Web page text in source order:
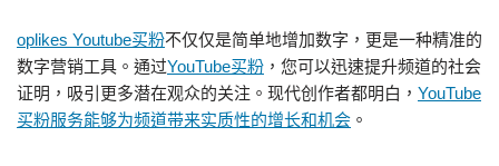
oplikes Youtube买粉不仅仅是简单地增加数字，更是一种精准的
数字营销工具。通过YouTube买粉 ，您可以迅速提升频道的社会
证明，吸引更多潜在观众的关注。现代创作者都明白， YouTube
买粉服务能够为频道带来实质性的增长和机会 。